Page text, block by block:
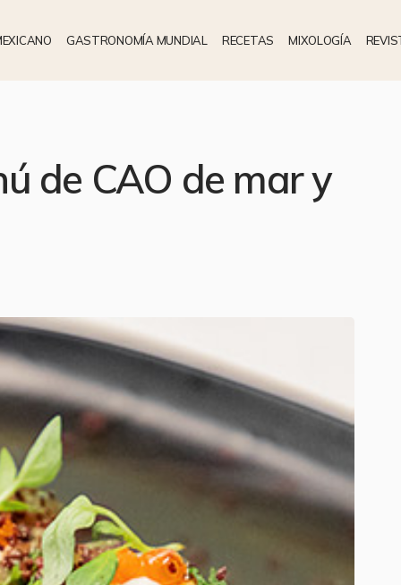
GASTRONOMÍA MUNDIAL RECETAS MIXOLOGÍA
de CAO de mar y